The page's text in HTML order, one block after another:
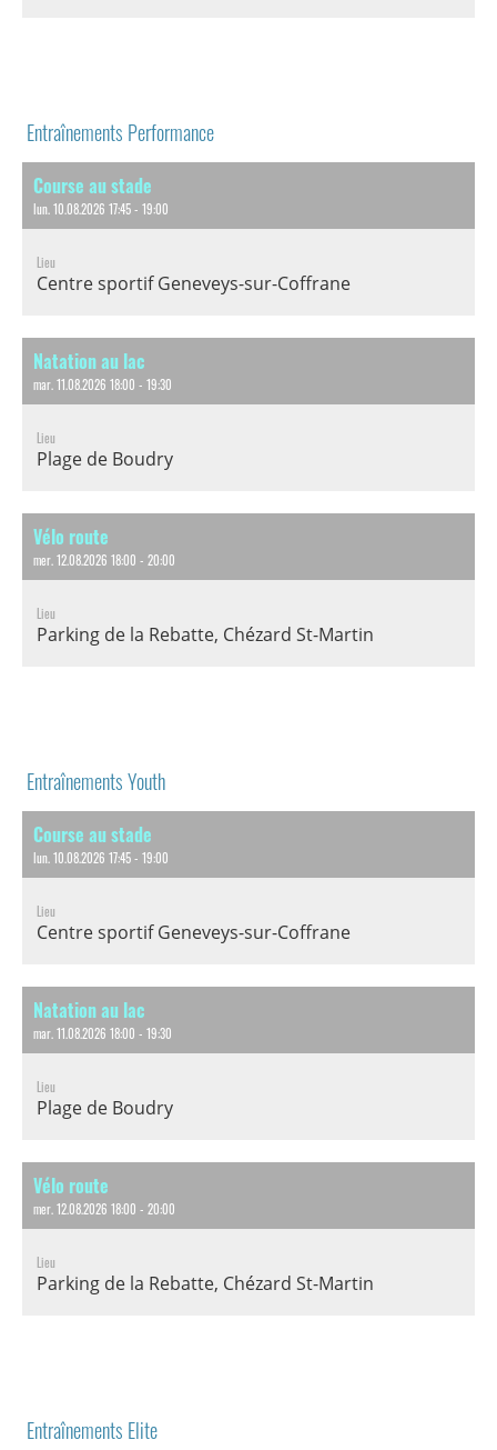
Entraînements Performance
Course au stade
lun. 10.08.2026 17:45 - 19:00
Lieu
Centre sportif Geneveys-sur-Coffrane
Natation au lac
mar. 11.08.2026 18:00 - 19:30
Lieu
Plage de Boudry
Vélo route
mer. 12.08.2026 18:00 - 20:00
Lieu
Parking de la Rebatte, Chézard St-Martin
Entraînements Youth
Course au stade
lun. 10.08.2026 17:45 - 19:00
Lieu
Centre sportif Geneveys-sur-Coffrane
Natation au lac
mar. 11.08.2026 18:00 - 19:30
Lieu
Plage de Boudry
Vélo route
mer. 12.08.2026 18:00 - 20:00
Lieu
Parking de la Rebatte, Chézard St-Martin
Entraînements Elite